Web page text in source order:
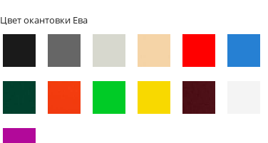
Цвет окантовки Ева